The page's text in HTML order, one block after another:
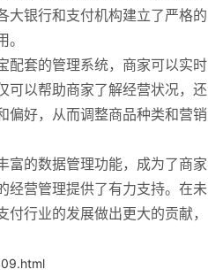
大银行和支付机构建立了严格的
配套的管理系统，商家可以实时
可以帮助商家了解经营状况，还
偏好，从而调整商品种类和营销
富的数据管理功能，成为了商家
经营管理提供了有力支持。在未
行业的发展做出更大的贡献，